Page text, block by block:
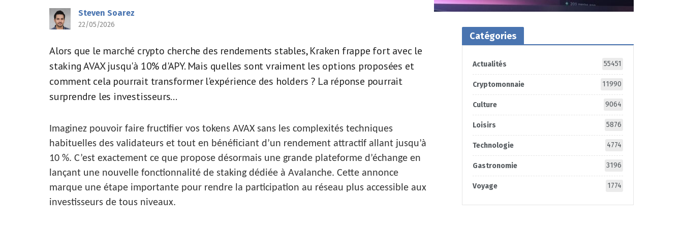
Steven Soarez
22/05/2026
Alors que le marché crypto cherche des rendements stables, Kraken frappe fort avec le
staking AVAX jusqu'à 10% d'APY. Mais quelles sont vraiment les options proposées et
comment cela pourrait transformer l'expérience des holders ? La réponse pourrait
surprendre les investisseurs...
Imaginez pouvoir faire fructifier vos tokens AVAX sans les complexités techniques
habituelles des validateurs et tout en bénéficiant d’un rendement attractif allant jusqu’à
10 %. C’est exactement ce que propose désormais une grande plateforme d’échange en
lançant une nouvelle fonctionnalité de staking dédiée à Avalanche. Cette annonce
marque une étape importante pour rendre la participation au réseau plus accessible aux
investisseurs de tous niveaux.
Catégories
Actualités 55451
Cryptomonnaie 11990
Culture 9064
Loisirs 5876
Technologie 4774
Gastronomie 3196
Voyage 1774